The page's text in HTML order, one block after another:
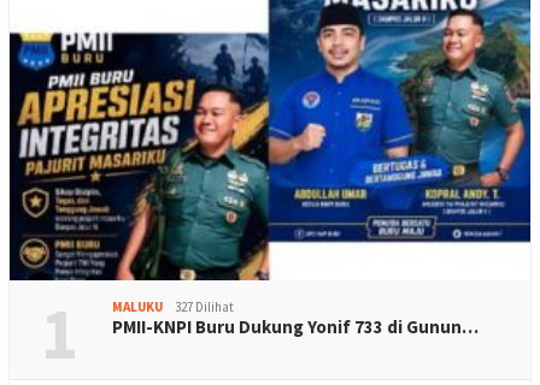
1 MALUKU 327 Dilihat
PMII-KNPI Buru Dukung Yonif 733 di Gunun…